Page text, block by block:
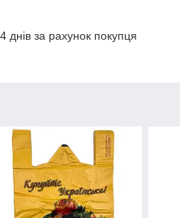
за рахунок покупця